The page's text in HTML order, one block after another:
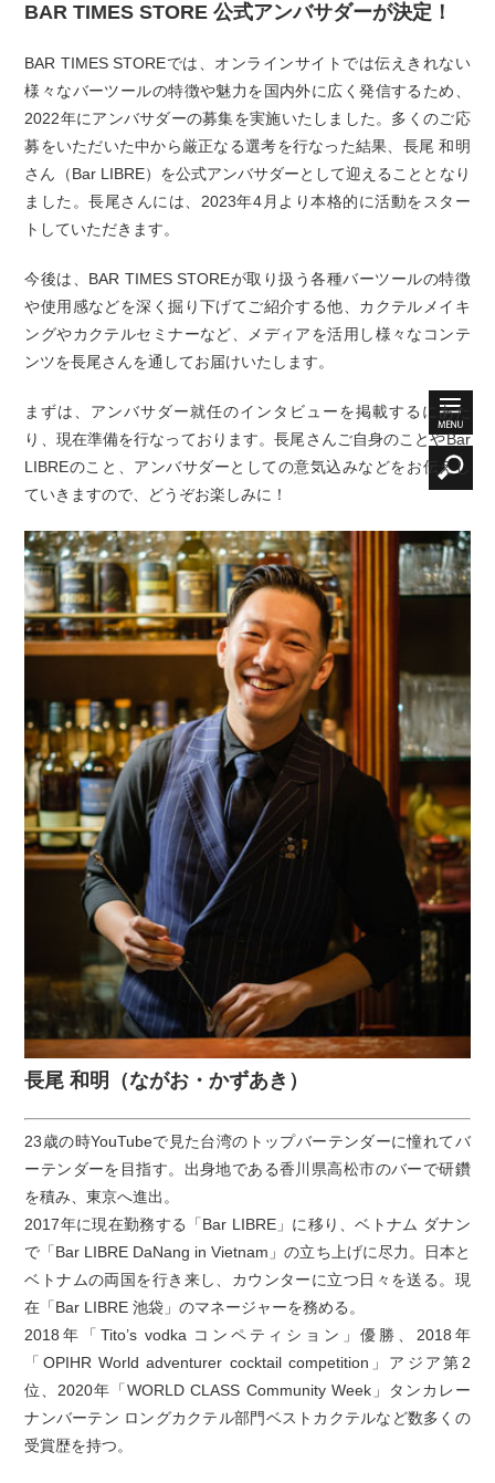
BAR TIMES STORE 公式アンバサダーが決定！
BAR TIMES STOREでは、オンラインサイトでは伝えきれない
様々なバーツールの特徴や魅力を国内外に広く発信するため、
2022年にアンバサダーの募集を実施いたしました。多くのご応
募をいただいた中から厳正なる選考を行なった結果、長尾 和明
さん（Bar LIBRE）を公式アンバサダーとして迎えることとなり
ました。長尾さんには、2023年4月より本格的に活動をスター
トしていただきます。
今後は、BAR TIMES STOREが取り扱う各種バーツールの特徴
や使用感などを深く掘り下げてご紹介する他、カクテルメイキ
ングやカクテルセミナーなど、メディアを活用し様々なコンテ
ンツを長尾さんを通してお届けいたします。
まずは、アンバサダー就任のインタビューを掲載するにあた
り、現在準備を行なっております。長尾さんご自身のことやBar
LIBREのこと、アンバサダーとしての意気込みなどをお伝えし
ていきますので、どうぞお楽しみに！
長尾 和明（ながお・かずあき）
23歳の時YouTubeで見た台湾のトップバーテンダーに憧れてバ
ーテンダーを目指す。出身地である香川県高松市のバーで研鑽
を積み、東京へ進出。
2017年に現在勤務する「Bar LIBRE」に移り、ベトナム ダナン
で「Bar LIBRE DaNang in Vietnam」の立ち上げに尽力。日本と
ベトナムの両国を行き来し、カウンターに立つ日々を送る。現
在「Bar LIBRE 池袋」のマネージャーを務める。
2018年「Tito’s vodka コンペティション」優勝、2018年
「OPIHR World adventurer cocktail competition」アジア第2
位、2020年「WORLD CLASS Community Week」タンカレー
ナンバーテン ロングカクテル部門ベストカクテルなど数多くの
受賞歴を持つ。